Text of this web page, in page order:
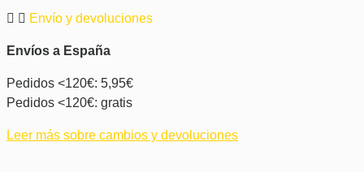
Envío y devoluciones
Envíos a España
Pedidos <120€: 5,95€
Pedidos <120€: gratis
Leer más sobre cambios y devoluciones